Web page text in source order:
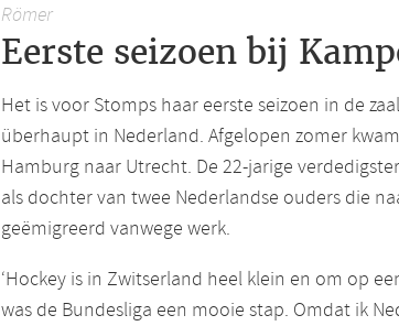
Römer
Eerste seizoen bij
Het is voor Stomps haar eerste seizoen in de
überhaupt in Nederland. Afgelopen zomer
Hamburg naar Utrecht. De 22-jarige
als dochter van twee Nederlandse ouders die
geëmigreerd vanwege werk.
‘Hockey is in Zwitserland heel klein en om op
was de Bundesliga een mooie stap. Omdat ik